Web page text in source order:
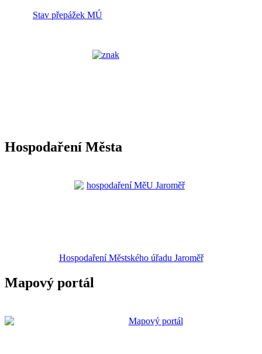
Stav přepážek MÚ
Hospodaření Města
Hospodaření Městského úřadu Jaroměř
Mapový portál